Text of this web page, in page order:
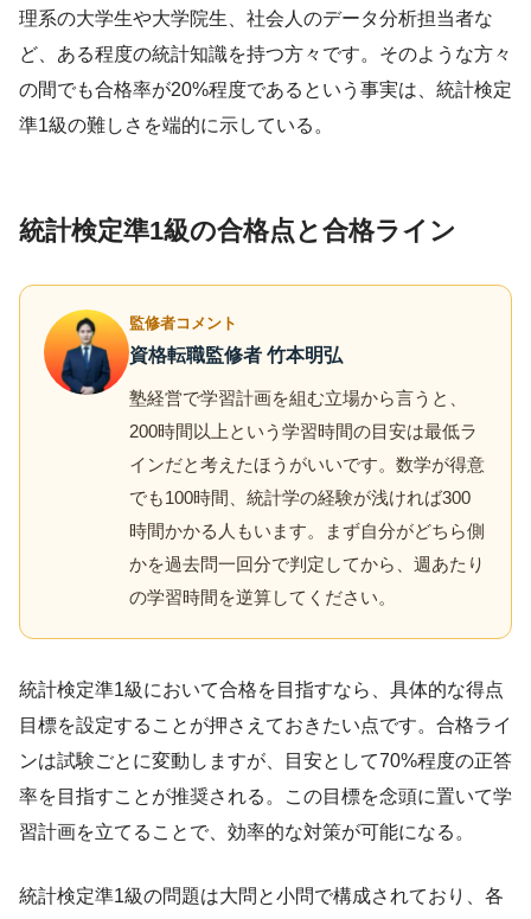
理系の大学生や大学院生、社会人のデータ分析担当者な
ど、ある程度の統計知識を持つ方々です。そのような方々
の間でも合格率が20%程度であるという事実は、統計検定
準1級の難しさを端的に示している。
統計検定準1級の合格点と合格ライン
監修者コメント
資格転職監修者 竹本明弘
塾経営で学習計画を組む立場から言うと、
200時間以上という学習時間の目安は最低ラ
インだと考えたほうがいいです。数学が得意
でも100時間、統計学の経験が浅ければ300
時間かかる人もいます。まず自分がどちら側
かを過去問一回分で判定してから、週あたり
の学習時間を逆算してください。
統計検定準1級において合格を目指すなら、具体的な得点
目標を設定することが押さえておきたい点です。合格ライ
ンは試験ごとに変動しますが、目安として70%程度の正答
率を目指すことが推奨される。この目標を念頭に置いて学
習計画を立てることで、効率的な対策が可能になる。
統計検定準1級の問題は大問と小問で構成されており、各